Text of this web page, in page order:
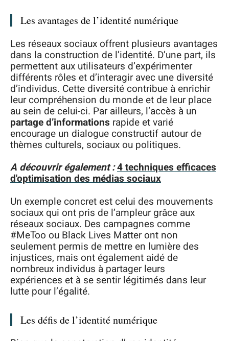
Les avantages de l’identité numérique
Les réseaux sociaux offrent plusieurs avantages
dans la construction de l’identité. D’une part, ils
permettent aux utilisateurs d’expérimenter
différents rôles et d’interagir avec une diversité
d’individus. Cette diversité contribue à enrichir
leur compréhension du monde et de leur place
au sein de celui-ci. Par ailleurs, l’accès à un
partage d’informations rapide et varié
encourage un dialogue constructif autour de
thèmes culturels, sociaux ou politiques.
A découvrir également :4 techniques efficaces
d'optimisation des médias sociaux
Un exemple concret est celui des mouvements
sociaux qui ont pris de l’ampleur grâce aux
réseaux sociaux. Des campagnes comme
#MeToo ou Black Lives Matter ont non
seulement permis de mettre en lumière des
injustices, mais ont également aidé de
nombreux individus à partager leurs
expériences et à se sentir légitimés dans leur
lutte pour l’égalité.
Les défis de l’identité numérique